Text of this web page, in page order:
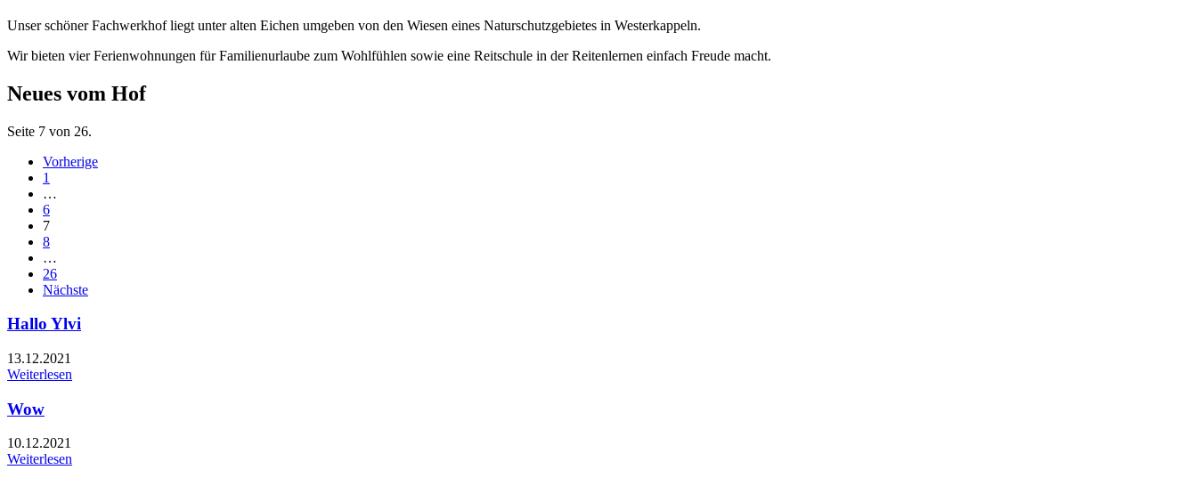
Unser schöner Fachwerkhof liegt unter alten Eichen umgeben von den Wiesen eines Naturschutzgebietes in Westerkappeln.
Wir bieten vier Ferienwohnungen für Familienurlaube zum Wohlfühlen sowie eine Reitschule in der Reitenlernen einfach Freude macht.
Neues vom Hof
Seite 7 von 26.
Vorherige
1
…
6
7
8
…
26
Nächste
Hallo Ylvi
13.12.2021
Weiterlesen
Wow
10.12.2021
Weiterlesen